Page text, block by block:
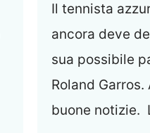
Il tennista
ancora deve
sua possibile
Roland
buone notizie.